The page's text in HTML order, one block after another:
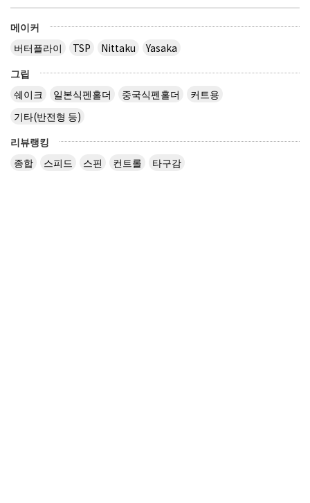
메이커
버터플라이
TSP Nittaku
Yasaka
그립
쉐이크
일본식펜홀더 중국식펜홀더
커트용
기타(반전형 등)
리뷰랭킹
종합
스피드 스핀 컨트롤 타구감